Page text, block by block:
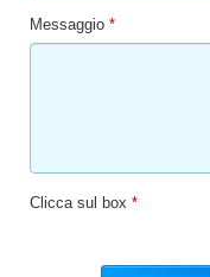
Messaggio *
Clicca sul box *